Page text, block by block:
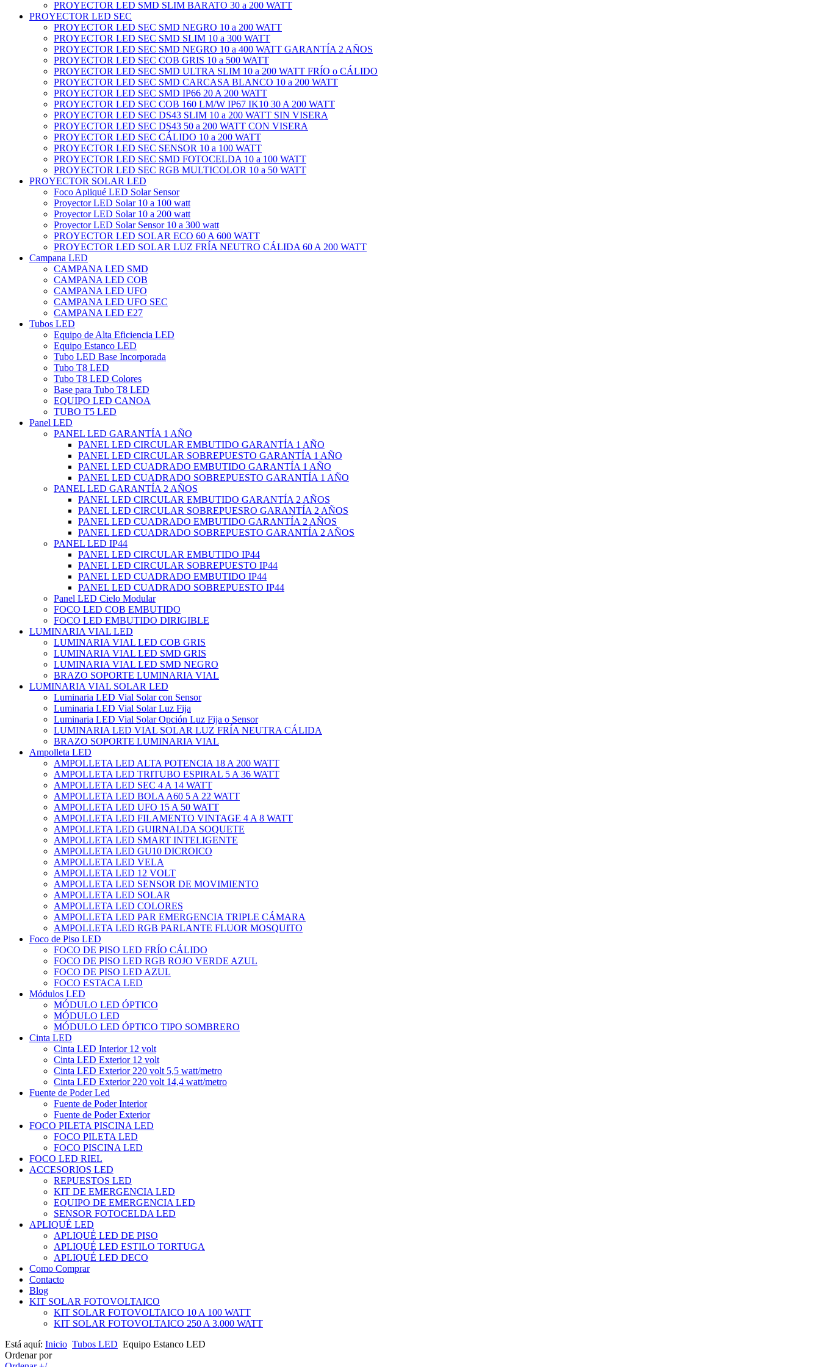
PROYECTOR LED SMD SLIM BARATO 30 a 200 WATT
PROYECTOR LED SEC
PROYECTOR LED SEC SMD NEGRO 10 a 200 WATT
PROYECTOR LED SEC SMD SLIM 10 a 300 WATT
PROYECTOR LED SEC SMD NEGRO 10 a 400 WATT GARANTÍA 2 AÑOS
PROYECTOR LED SEC COB GRIS 10 a 500 WATT
PROYECTOR LED SEC SMD ULTRA SLIM 10 a 200 WATT FRÍO o CÁLIDO
PROYECTOR LED SEC SMD CARCASA BLANCO 10 a 200 WATT
PROYECTOR LED SEC SMD IP66 20 A 200 WATT
PROYECTOR LED SEC COB 160 LM/W IP67 IK10 30 A 200 WATT
PROYECTOR LED SEC DS43 SLIM 10 a 200 WATT SIN VISERA
PROYECTOR LED SEC DS43 50 a 200 WATT CON VISERA
PROYECTOR LED SEC CÁLIDO 10 a 200 WATT
PROYECTOR LED SEC SENSOR 10 a 100 WATT
PROYECTOR LED SEC SMD FOTOCELDA 10 a 100 WATT
PROYECTOR LED SEC RGB MULTICOLOR 10 a 50 WATT
PROYECTOR SOLAR LED
Foco Apliqué LED Solar Sensor
Proyector LED Solar 10 a 100 watt
Proyector LED Solar 10 a 200 watt
Proyector LED Solar Sensor 10 a 300 watt
PROYECTOR LED SOLAR ECO 60 A 600 WATT
PROYECTOR LED SOLAR LUZ FRÍA NEUTRO CÁLIDA 60 A 200 WATT
Campana LED
CAMPANA LED SMD
CAMPANA LED COB
CAMPANA LED UFO
CAMPANA LED UFO SEC
CAMPANA LED E27
Tubos LED
Equipo de Alta Eficiencia LED
Equipo Estanco LED
Tubo LED Base Incorporada
Tubo T8 LED
Tubo T8 LED Colores
Base para Tubo T8 LED
EQUIPO LED CANOA
TUBO T5 LED
Panel LED
PANEL LED GARANTÍA 1 AÑO
PANEL LED CIRCULAR EMBUTIDO GARANTÍA 1 AÑO
PANEL LED CIRCULAR SOBREPUESTO GARANTÍA 1 AÑO
PANEL LED CUADRADO EMBUTIDO GARANTÍA 1 AÑO
PANEL LED CUADRADO SOBREPUESTO GARANTÍA 1 AÑO
PANEL LED GARANTÍA 2 AÑOS
PANEL LED CIRCULAR EMBUTIDO GARANTÍA 2 AÑOS
PANEL LED CIRCULAR SOBREPUESRO GARANTÍA 2 AÑOS
PANEL LED CUADRADO EMBUTIDO GARANTÍA 2 AÑOS
PANEL LED CUADRADO SOBREPUESTO GARANTÍA 2 AÑOS
PANEL LED IP44
PANEL LED CIRCULAR EMBUTIDO IP44
PANEL LED CIRCULAR SOBREPUESTO IP44
PANEL LED CUADRADO EMBUTIDO IP44
PANEL LED CUADRADO SOBREPUESTO IP44
Panel LED Cielo Modular
FOCO LED COB EMBUTIDO
FOCO LED EMBUTIDO DIRIGIBLE
LUMINARIA VIAL LED
LUMINARIA VIAL LED COB GRIS
LUMINARIA VIAL LED SMD GRIS
LUMINARIA VIAL LED SMD NEGRO
BRAZO SOPORTE LUMINARIA VIAL
LUMINARIA VIAL SOLAR LED
Luminaria LED Vial Solar con Sensor
Luminaria LED Vial Solar Luz Fija
Luminaria LED Vial Solar Opción Luz Fija o Sensor
LUMINARIA LED VIAL SOLAR LUZ FRÍA NEUTRA CÁLIDA
BRAZO SOPORTE LUMINARIA VIAL
Ampolleta LED
AMPOLLETA LED ALTA POTENCIA 18 A 200 WATT
AMPOLLETA LED TRITUBO ESPIRAL 5 A 36 WATT
AMPOLLETA LED SEC 4 A 14 WATT
AMPOLLETA LED BOLA A60 5 A 22 WATT
AMPOLLETA LED UFO 15 A 50 WATT
AMPOLLETA LED FILAMENTO VINTAGE 4 A 8 WATT
AMPOLLETA LED GUIRNALDA SOQUETE
AMPOLLETA LED SMART INTELIGENTE
AMPOLLETA LED GU10 DICROICO
AMPOLLETA LED VELA
AMPOLLETA LED 12 VOLT
AMPOLLETA LED SENSOR DE MOVIMIENTO
AMPOLLETA LED SOLAR
AMPOLLETA LED COLORES
AMPOLLETA LED PAR EMERGENCIA TRIPLE CÁMARA
AMPOLLETA LED RGB PARLANTE FLUOR MOSQUITO
Foco de Piso LED
FOCO DE PISO LED FRÍO CÁLIDO
FOCO DE PISO LED RGB ROJO VERDE AZUL
FOCO DE PISO LED AZUL
FOCO ESTACA LED
Módulos LED
MÓDULO LED ÓPTICO
MÓDULO LED
MÓDULO LED ÓPTICO TIPO SOMBRERO
Cinta LED
Cinta LED Interior 12 volt
Cinta LED Exterior 12 volt
Cinta LED Exterior 220 volt 5,5 watt/metro
Cinta LED Exterior 220 volt 14,4 watt/metro
Fuente de Poder Led
Fuente de Poder Interior
Fuente de Poder Exterior
FOCO PILETA PISCINA LED
FOCO PILETA LED
FOCO PISCINA LED
FOCO LED RIEL
ACCESORIOS LED
REPUESTOS LED
KIT DE EMERGENCIA LED
EQUIPO DE EMERGENCIA LED
SENSOR FOTOCELDA LED
APLIQUÉ LED
APLIQUÉ LED DE PISO
APLIQUÉ LED ESTILO TORTUGA
APLIQUÉ LED DECO
Como Comprar
Contacto
Blog
KIT SOLAR FOTOVOLTAICO
KIT SOLAR FOTOVOLTAICO 10 A 100 WATT
KIT SOLAR FOTOVOLTAICO 250 A 3.000 WATT
Está aquí: Inicio Tubos LED Equipo Estanco LED
Ordenar por